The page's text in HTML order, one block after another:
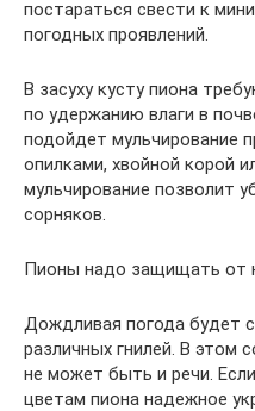
постараться свести к
погодных проявлений.
В засуху кусту пиона
по удержанию влаги в
подойдет мульчирование
опилками, хвойной корой
мульчирование позволит
сорняков.
Пионы надо защищать от
Дождливая погода будет
различных гнилей. В этом
не может быть и речи.
цветам пиона надежное